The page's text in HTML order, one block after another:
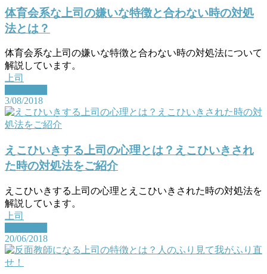
体育会系な上司の嫌いな特徴と合わない時の対処
法とは？
体育会系な上司の嫌いな特徴と合わない時の対処法について
解説しています。
上司
3/08/2018
えこひいきする上司の心理とは？えこひいきされ
た時の対処法をご紹介
えこひいきする上司の心理とえこひいきされた時の対処法を
解説しています。
上司
20/06/2018